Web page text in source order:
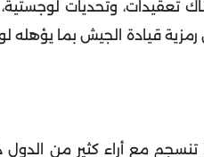
وتحديات لوجستية،
رمزية قيادة الجيش بما
مع أراء كثير من الدول